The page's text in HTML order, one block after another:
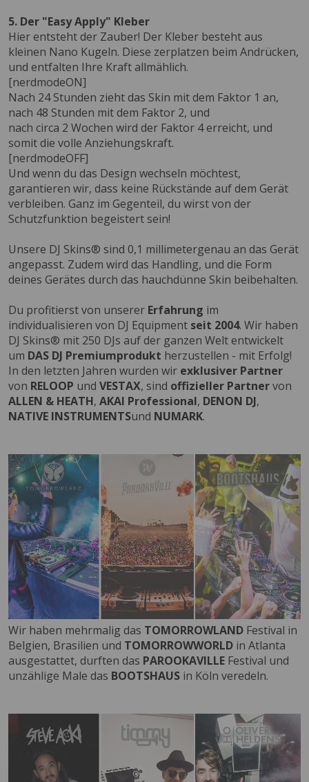
5. Der "Easy Apply" Kleber
Hier entsteht der Zauber! Der Kleber besteht aus
kleinen Nano Kugeln. Diese zerplatzen beim Andrücken,
und entfalten Ihre Kraft allmählich.
[nerdmodeON]
Nach 24 Stunden zieht das Skin mit dem Faktor 1 an,
nach 48 Stunden mit dem Faktor 2, und
nach circa 2 Wochen wird der Faktor 4 erreicht, und
somit die volle Anziehungskraft.
[nerdmodeOFF]
Und wenn du das Design wechseln möchtest,
garantieren wir, dass keine Rückstände auf dem Gerät
verbleiben. Ganz im Gegenteil, du wirst von der
Schutzfunktion begeistert sein!
Unsere DJ Skins® sind 0,1 millimetergenau an das Gerät
angepasst. Zudem wird das Handling, und die Form
deines Gerätes durch das hauchdünne Skin beibehalten.
Du profitierst von unserer Erfahrung im
individualisieren von DJ Equipment seit 2004. Wir haben
DJ Skins® mit 250 DJs auf der ganzen Welt entwickelt
um DAS DJ Premiumprodukt herzustellen - mit Erfolg!
In den letzten Jahren wurden wir exklusiver Partner
von RELOOP und VESTAX, sind offizieller Partnervon
ALLEN & HEATH, AKAI Professional, DENON DJ,
NATIVE INSTRUMENTSund NUMARK.
Wir haben mehrmalig das TOMORROWLAND Festival in
Belgien, Brasilien und TOMORROWWORLD in Atlanta
ausgestattet, durften das PAROOKAVILLE Festival und
unzählige Male das BOOTSHAUS in Köln veredeln.